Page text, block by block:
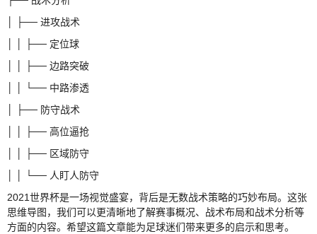
│ ├── 进攻战术
│ │ ├── 定位球
│ │ ├── 边路突破
│ │ └── 中路渗透
│ ├── 防守战术
│ │ ├── 高位逼抢
│ │ ├── 区域防守
│ │ └── 人盯人防守
2021世界杯是一场视觉盛宴，背后是无数战术策略的巧妙布局。这张
思维导图，我们可以更清晰地了解赛事概况、战术布局和战术分析等
方面的内容。希望这篇文章能为足球迷们带来更多的启示和思考。